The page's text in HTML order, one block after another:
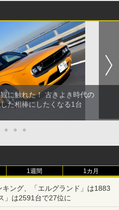
に触れた！ 古きよき時代の
た相棒にしたくなる1台
● ● ●
1週間 1カ月
ング、「エルグランド」は1883
」は2591台で27位に